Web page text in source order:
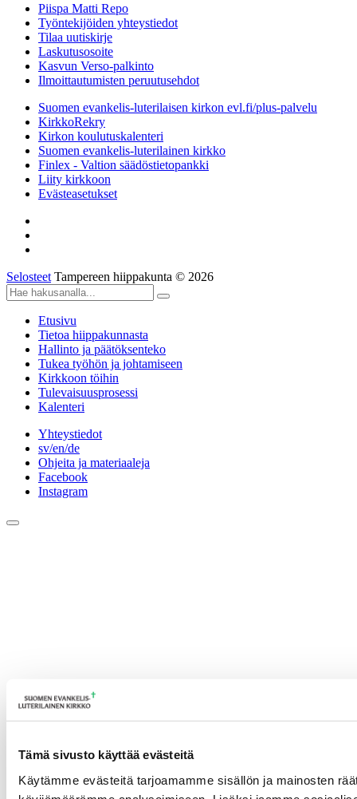
Tämä sivusto käyttää evästeitä
Käytämme evästeitä tarjoamamme sisällön ja mainosten
Piispa Matti Repo
Työntekijöiden yhteystiedot
Tilaa uutiskirje
Laskutusosoite
Kasvun Verso-palkinto
Ilmoittautumisten peruutusehdot
Suomen evankelis-luterilaisen kirkon evl.fi/plus-palvelu
KirkkoRekry
Kirkon koulutuskalenteri
Suomen evankelis-luterilainen kirkko
Finlex - Valtion säädöstietopankki
Liity kirkkoon
Evästeasetukset
Selosteet Tampereen hiippakunta © 2026
Etusivu
Tietoa hiippakunnasta
Hallinto ja päätöksenteko
Tukea työhön ja johtamiseen
Kirkkoon töihin
Tulevaisuusprosessi
Kalenteri
Yhteystiedot
sv/en/de
Ohjeita ja materiaaleja
Facebook
Instagram